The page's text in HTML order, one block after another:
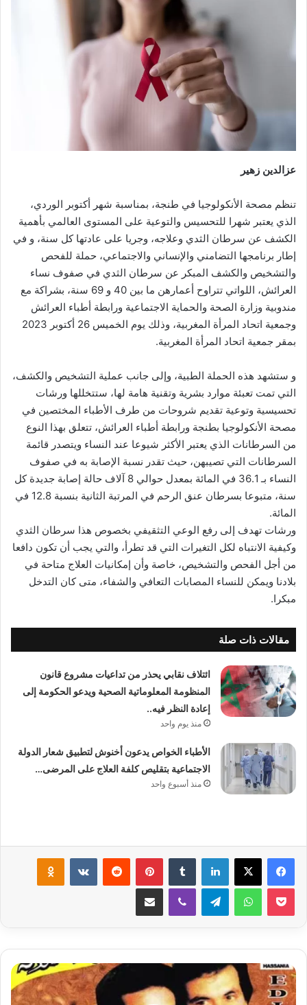
عزالدين زهير
تنظم مصحة الأنكولوجيا في طنجة، بمناسبة شهر أكتوبر الوردي،
الذي يعتبر شهرا للتحسيس والتوعية على المستوى العالمي بأهمية
الكشف عن سرطان الثدي وعلاجه، وجريا على عادتها كل سنة، و في
إطار برنامجها التضامني والإنساني والاجتماعي، حملة للفحص
والتشخيص والكشف المبكر عن سرطان الثدي في صفوف نساء
العرائش، اللواتي تتراوح أعمارهن ما بين 40 و 69 سنة، بشراكة مع
مندوبية وزارة الصحة والحماية الاجتماعية ورابطة أطباء العرائش
وجمعية اتحاد المرأة المغربية، وذلك يوم الخميس 26 أكتوبر 2023
بمقر جمعية اتحاد المرأة المغربية.
و ستشهد هذه الحملة الطبية، وإلى جانب عملية التشخيص والكشف،
التي تمت تعبئة موارد بشرية وتقنية هامة لها، ستتخللها ورشات
تحسيسية وتوعية تقديم شروحات من طرف الأطباء المختصين في
مصحة الأنكولوجيا بطنجة ورابطة أطباء العرائش، تتعلق بهذا النوع
من السرطانات الذي يعتبر الأكثر شيوعا عند النساء ويتصدر قائمة
السرطانات التي تصيبهن، حيث تقدر نسبة الإصابة به في صفوف
النساء بـ 36.1 في المائة بمعدل حوالي 8 آلاف حالة إصابة جديدة كل
سنة، متبوعا بسرطان عنق الرحم في المرتبة الثانية بنسبة 12.8 في
المائة.
ورشات تهدف إلى رفع الوعي التثقيفي بخصوص هذا سرطان الثدي
وكيفية الانتباه لكل التغيرات التي قد تطرأ، والتي يجب أن تكون دافعا
من أجل الفحص والتشخيص، خاصة وأن إمكانيات العلاج متاحة في
بلادنا ويمكن للنساء المصابات التعافي والشفاء، متى كان التدخل
مبكرا.
مقالات ذات صلة
ائتلاف نقابي يحذر من تداعيات مشروع قانون
المنظومة المعلوماتية الصحية ويدعو الحكومة إلى
إعادة النظر فيه..
منذ يوم واحد
الأطباء الخواص يدعون أخنوش لتطبيق شعار الدولة
الاجتماعية بتقليص كلفة العلاج على المرضى…
منذ أسبوع واحد
لينكدإن بينتيريست
‫Pocket واتساب تيلقرام ڤايبر مشاركة عبر البريد
حكاية
أغنية
القدس